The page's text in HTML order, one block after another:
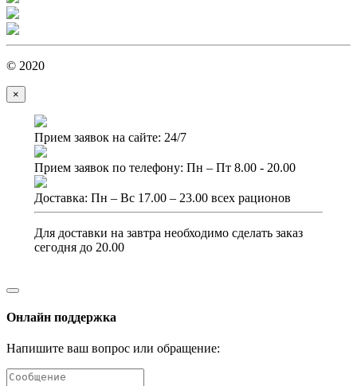
© 2020
×
Прием заявок на сайте: 24/7
Прием заявок по телефону: Пн – Пт 8.00 - 20.00
Доставка: Пн – Вс 17.00 – 23.00 всех рационов
Для доставки на завтра необходимо сделать заказ
сегодня до 20.00
Онлайн поддержка
Напишите ваш вопрос или обращение: